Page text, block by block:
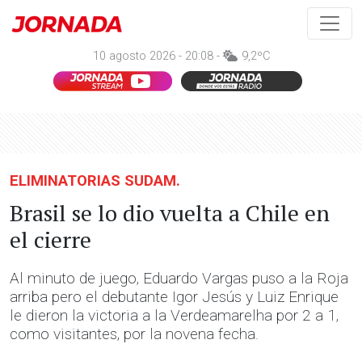
10 agosto 2026 - 20:08 - 9,2ºC
ELIMINATORIAS SUDAM.
Brasil se lo dio vuelta a Chile en
el cierre
Al minuto de juego, Eduardo Vargas puso a la Roja
arriba pero el debutante Igor Jesús y Luiz Enrique
le dieron la victoria a la Verdeamarelha por 2 a 1,
como visitantes, por la novena fecha.